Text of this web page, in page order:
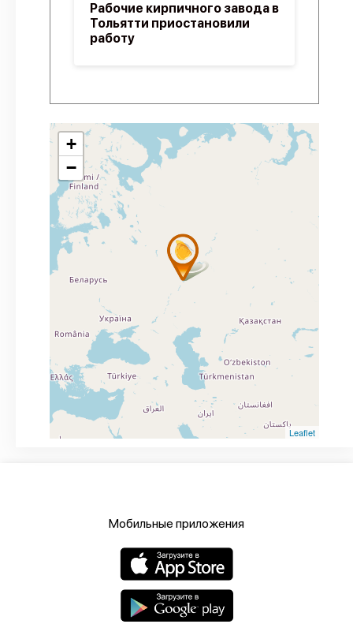
Рабочие кирпичного завода в
Тольятти приостановили
работу
+
−
Leaflet
Мобильные приложения